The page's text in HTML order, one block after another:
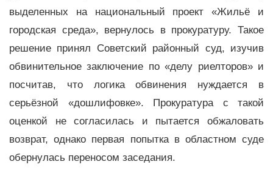
выделенных на национальный проект «Жильё и
городская среда», вернулось в прокуратуру. Такое
решение принял Советский районный суд, изучив
обвинительное заключение по «делу риелторов» и
посчитав, что логика обвинения нуждается в
серьёзной «дошлифовке». Прокуратура с такой
оценкой не согласилась и пытается обжаловать
возврат, однако первая попытка в областном суде
обернулась переносом заседания.